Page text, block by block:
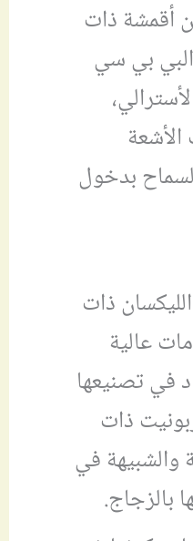
أقمشة ذات
بي سي
بدخول
ذات
عالية
في تصنيعها
ذات
والشبيهة في
بالزجاج.